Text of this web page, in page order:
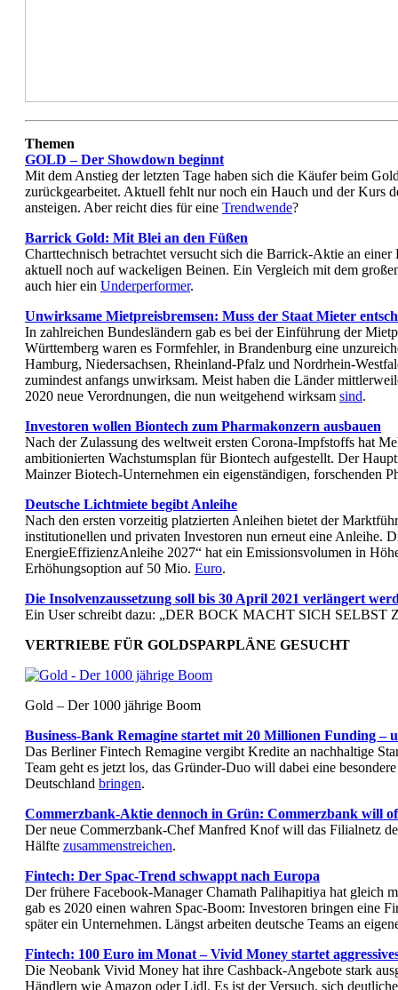
Themen
GOLD – Der Showdown beginnt
Mit dem Anstieg der letzten Tage haben sich die Käufer beim
zurückgearbeitet. Aktuell fehlt nur noch ein Hauch und der Kurs
ansteigen. Aber reicht dies für eine Trendwende?
Barrick Gold: Mit Blei an den Füßen
Charttechnisch betrachtet versucht sich die Barrick-Aktie an
aktuell noch auf wackeligen Beinen. Ein Vergleich mit dem
auch hier ein Underperformer.
Unwirksame Mietpreisbremsen: Muss der Staat Mieter
In zahlreichen Bundesländern gab es bei der Einführung der
Württemberg waren es Formfehler, in Brandenburg eine
Hamburg, Niedersachsen, Rheinland-Pfalz und Nordrhein-
zumindest anfangs unwirksam. Meist haben die Länder
2020 neue Verordnungen, die nun weitgehend wirksam sind.
Investoren wollen Biontech zum Pharmakonzern ausbauen
Nach der Zulassung des weltweit ersten Corona-Impfstoffs hat
ambitionierten Wachstumsplan für Biontech aufgestellt. Der
Mainzer Biotech-Unternehmen ein eigenständigen, forschenden
Deutsche Lichtmiete begibt Anleihe
Nach den ersten vorzeitig platzierten Anleihen bietet der
institutionellen und privaten Investoren nun erneut eine Anleihe.
EnergieEffizienzAnleihe 2027“ hat ein Emissionsvolumen in
Erhöhungsoption auf 50 Mio. Euro.
Die Insolvenzaussetzung soll bis 30 April 2021 verlängert
Ein User schreibt dazu: „DER BOCK MACHT SICH
VERTRIEBE FÜR GOLDSPARPLÄNE GESUCHT
Gold – Der 1000 jährige Boom
Business-Bank Remagine startet mit 20 Millionen Funding –
Das Berliner Fintech Remagine vergibt Kredite an nachhaltige
Team geht es jetzt los, das Gründer-Duo will dabei eine
Deutschland bringen.
Commerzbank-Aktie dennoch in Grün: Commerzbank will
Der neue Commerzbank-Chef Manfred Knof will das Filialnetz
Hälfte zusammenstreichen.
Fintech: Der Spac-Trend schwappt nach Europa
Der frühere Facebook-Manager Chamath Palihapitiya hat gleich
gab es 2020 einen wahren Spac-Boom: Investoren bringen eine
später ein Unternehmen. Längst arbeiten deutsche Teams an
Fintech: 100 Euro im Monat – Vivid Money startet
Die Neobank Vivid Money hat ihre Cashback-Angebote stark
Händlern wie Amazon oder Lidl. Es ist der Versuch, sich